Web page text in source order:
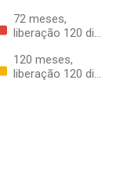
72 meses,
liberação 120 di…
120 meses,
liberação 120 di…